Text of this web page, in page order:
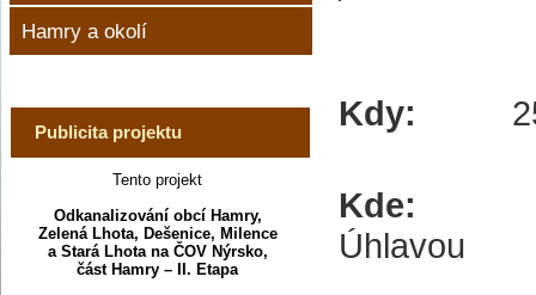
Hamry a okolí
Publicita projektu
Tento projekt
Odkanalizování obcí Hamry,
Zelená Lhota, Dešenice, Milence
a Stará Lhota na ČOV Nýrsko,
část Hamry – II. Etapa
Kdy:
Úhlavou